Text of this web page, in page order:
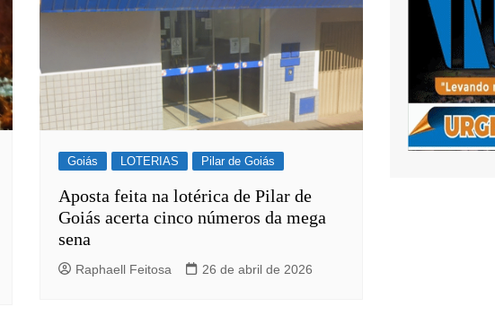
Goiás LOTERIAS Pilar de Goiás
Aposta feita na lotérica de Pilar de
Goiás acerta cinco números da mega
sena
Raphaell Feitosa 26 de abril de 2026